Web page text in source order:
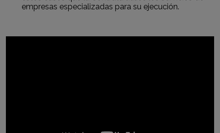
empresas especializadas para su ejecución.